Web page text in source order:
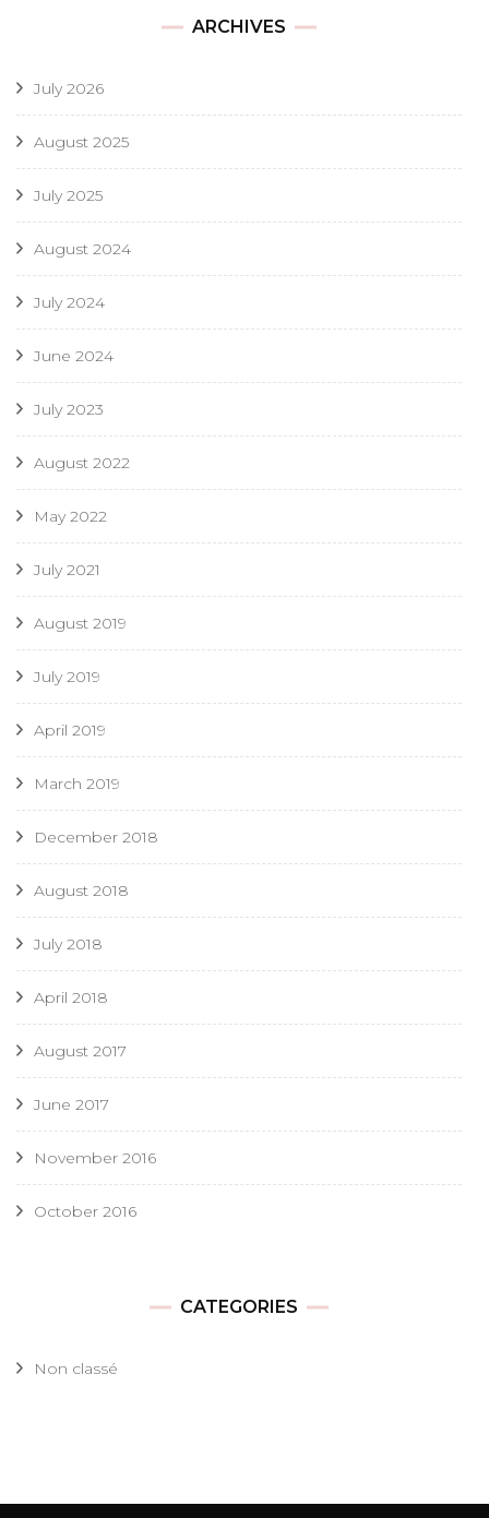
ARCHIVES
July 2026
August 2025
July 2025
August 2024
July 2024
June 2024
July 2023
August 2022
May 2022
July 2021
August 2019
July 2019
April 2019
March 2019
December 2018
August 2018
July 2018
April 2018
August 2017
June 2017
November 2016
October 2016
CATEGORIES
Non classé